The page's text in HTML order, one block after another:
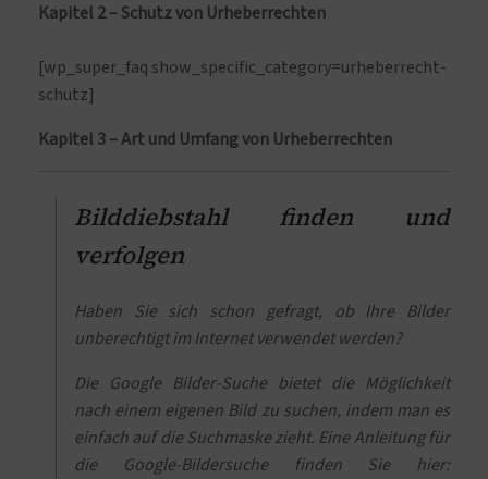
Kapitel 2 – Schutz von Urheberrechten
[wp_super_faq show_specific_category=urheberrecht-
schutz]
Kapitel 3 – Art und Umfang von Urheberrechten
Bilddiebstahl finden und
verfolgen
Haben Sie sich schon gefragt, ob Ihre Bilder
unberechtigt im Internet verwendet werden?
Die Google Bilder-Suche bietet die Möglichkeit
nach einem eigenen Bild zu suchen, indem man es
einfach auf die Suchmaske zieht. Eine Anleitung für
die Google-Bildersuche finden Sie hier: